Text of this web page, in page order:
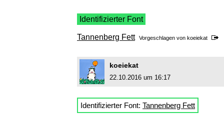
Identifizierter Font
Tannenberg Fett Vorgeschlagen von koeiekat
koeiekat
22.10.2016 um 16:17
Identifizierter Font: Tannenberg Fett